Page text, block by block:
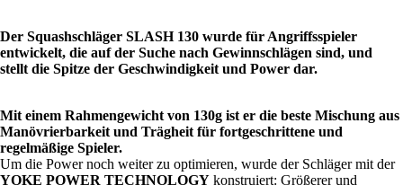
Der Squashschläger SLASH 130 wurde für Angriffsspieler
entwickelt, die auf der Suche nach Gewinnschlägen sind, und
stellt die Spitze der Geschwindigkeit und Power dar.
Mit einem Rahmengewicht von 130g ist er die beste Mischung aus
Manövrierbarkeit und Trägheit für fortgeschrittene und
regelmäßige Spieler.
Um die Power noch weiter zu optimieren, wurde der Schläger mit der
YOKE POWER TECHNOLOGY konstruiert: Größerer und